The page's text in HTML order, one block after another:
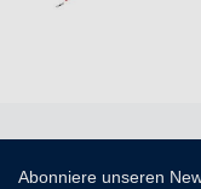
Abonniere unseren